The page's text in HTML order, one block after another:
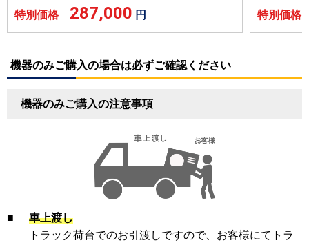
特別価格 287,000 円 特別価
機器のみご購入の場合は必ずご確認ください
機器のみご購入の注意事項
■
車上渡し
トラック荷台でのお引渡しですので、お客様にてトラ